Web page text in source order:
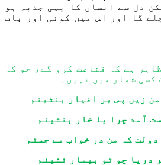
دل سے انسان کا یہی جذب
ہ ہو
گا اور
اس میں کوئی اور بات
ہے کہ قناعت کرو گے، جو کہ
کسی شمار میں نہیں۔
زیں پس بر اغیار بنشینم
آمد چرا با خار بنشینم
کہ من در خواب مے جستم
دریا چو تو بیمار نشینم